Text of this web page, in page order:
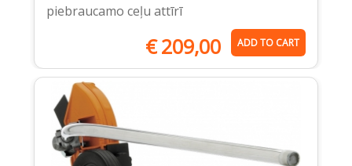
piebraucamo ceļu attīrī
€209,00 ADD TO CART